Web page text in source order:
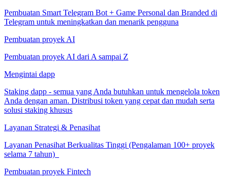
Pembuatan Smart Telegram Bot + Game Personal dan Branded di
Telegram untuk meningkatkan dan menarik pengguna
Pembuatan proyek AI
Pembuatan proyek AI dari A sampai Z
Mengintai dapp
Staking dapp - semua yang Anda butuhkan untuk mengelola token
Anda dengan aman. Distribusi token yang cepat dan mudah serta
solusi staking khusus
Layanan Strategi & Penasihat
Layanan Penasihat Berkualitas Tinggi (Pengalaman 100+ proyek
selama 7 tahun)
Pembuatan proyek Fintech